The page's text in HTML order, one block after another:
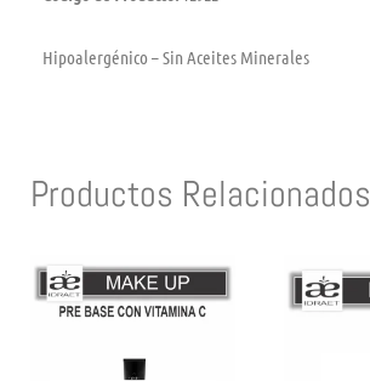
Hipoalergénico – Sin Aceites Minerales
Productos Relacionados